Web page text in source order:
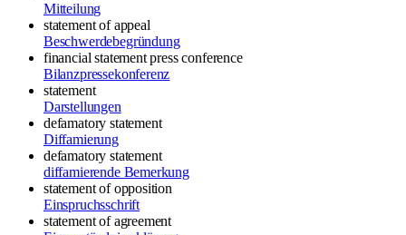
Mitteilung
statement of appeal
Beschwerdebegründung
financial statement press conference
Bilanzpressekonferenz
statement
Darstellungen
defamatory statement
Diffamierung
defamatory statement
diffamierende Bemerkung
statement of opposition
Einspruchsschrift
statement of agreement